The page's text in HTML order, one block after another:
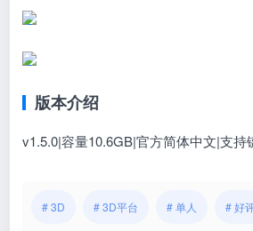
版本介绍
v1.5.0|容量10.6GB|官方简体中文|支持
# 3D # 3D平台 # 单人 # 好